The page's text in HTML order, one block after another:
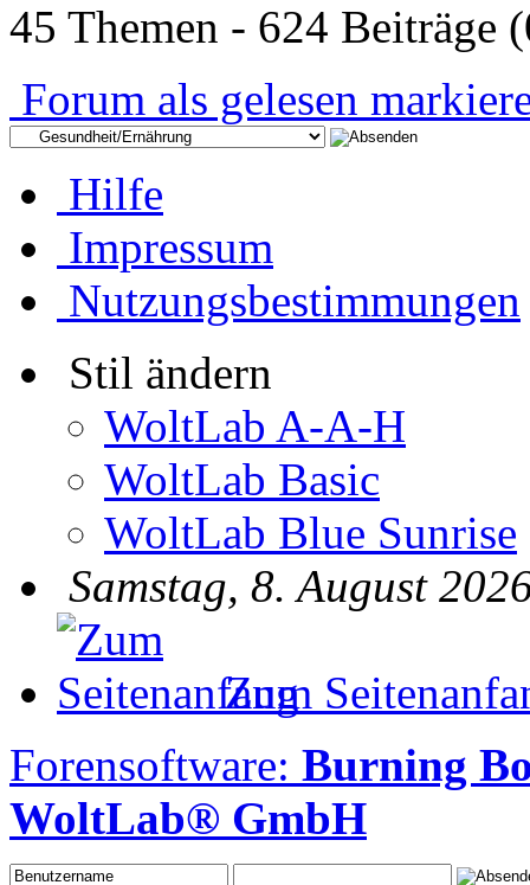
45 Themen - 624 Beiträge
Forum als gelesen
Hilfe
Impressum
Nutzungsbestimmungen
Stil ändern
WoltLab A-A-H
WoltLab Basic
WoltLab Blue Sunrise
Samstag, 8. August
Zum
Forensoftware: Burning
WoltLab® GmbH